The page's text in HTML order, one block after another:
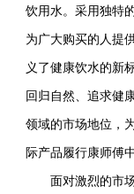
饮用水。采用独特
为广大购买的人提
义了健康饮水的新
回归自然、追求健
领域的市场地位，
际产品履行康师傅
面对激烈的市场